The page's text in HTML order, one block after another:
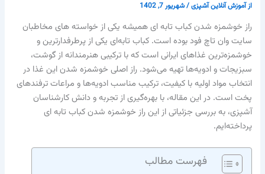
ازآموزش آنلاین آشپزی/شهریور 7, 1402
راز خوشمزه شدن کباب تابه ای همیشه یکی از خواسته های مخاطبان
سایت وان تاچ فود بوده است. کباب تابه‌ای یکی از پرطرفدارترین و
خوشمزه‌ترین غذاهای ایرانی است که با ترکیبی هنرمندانه از گوشت،
سبزیجات و ادویه‌ها تهیه می‌شود. راز اصلی خوشمزه شدن این غذا در
انتخاب مواد اولیه با کیفیت، ترکیب مناسب ادویه‌ها و مراعات ترفندهای
پخت است. در این مقاله، با بهره‌گیری از تجربه و دانش کارشناسان
آشپزی، به بررسی جزئیاتی از این راز خوشمزه شدن کباب تابه ای
پرداخته‌ایم.
فهرست مطالب